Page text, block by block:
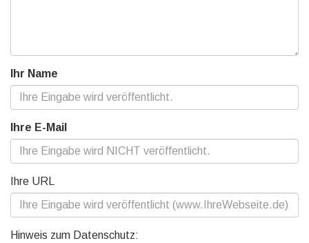
Ihr Name
Ihre E-Mail
Ihre URL
Hinweis zum Datenschutz: